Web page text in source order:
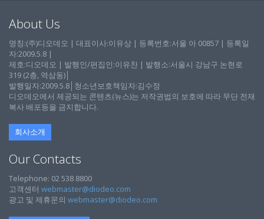
About Us
명칭:(주)디오데오 | 대표이사:이유상 | 등록번호:서울 아 00857 | 등록일
자:2009.5.8 |
제호:디오데오 | 발행인/편집인:이유찬 | 발행소:서울시 강남구 논현로
319 (2층, 역삼동)│
발행일자:2009.5.8│청소년보호책임자:김수정
디오데오에서 제공되는 콘텐츠(뉴스)는 저작권법의 보호에 따라 무단 전재
복사 배포등을 금지합니다.
회사소개
Our Contacts
Telephone: 02 538 8800
고객센터 webmaster@diodeo.com
광고 및 제휴문의 webmaster@diodeo.com